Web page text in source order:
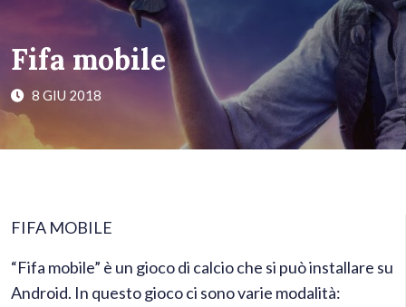
Fifa mobile
8 GIU 2018
FIFA MOBILE
“Fifa mobile” è un gioco di calcio che si può installare su
Android. In questo gioco ci sono varie modalità: